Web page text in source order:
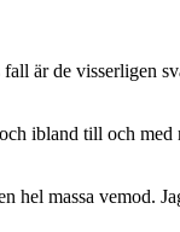
är de visserligen
ibland till och
hel massa vemod.